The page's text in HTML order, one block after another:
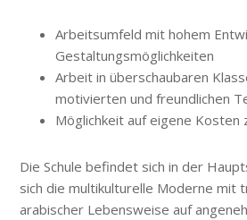
Arbeitsumfeld mit hohem
Gestaltungsmöglichkeiten
Arbeit in überschaubaren
motivierten und freundlichen
Möglichkeit auf eigene Kosten
Die Schule befindet sich in der
sich die multikulturelle Moderne mit
arabischer Lebensweise auf